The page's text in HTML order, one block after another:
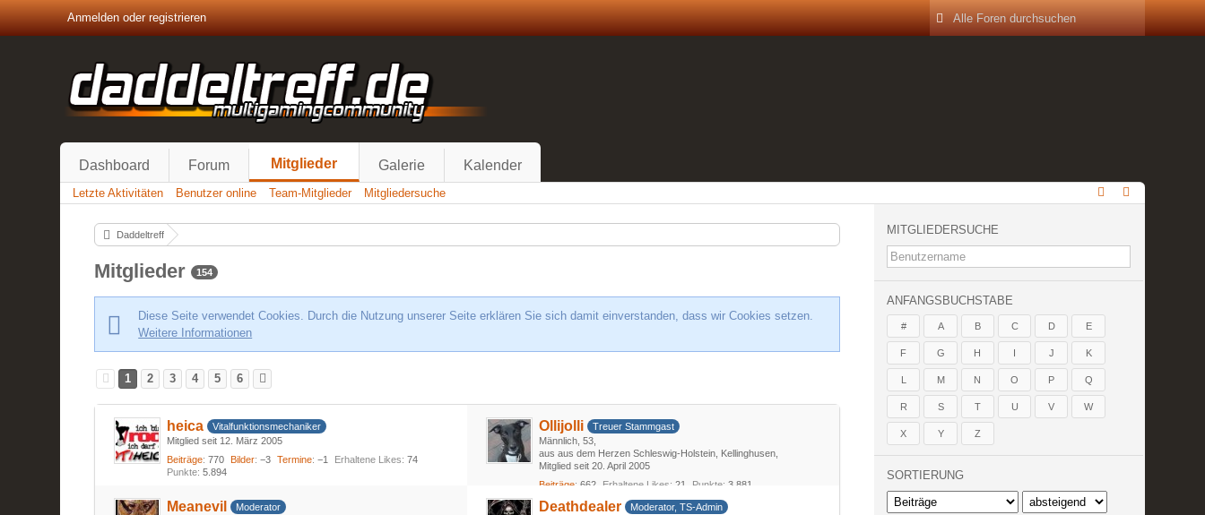
Anmelden oder registrieren
Dashboard Forum Mitglieder Galerie Kalender
Letzte Aktivitäten Benutzer online Team-Mitglieder Mitgliedersuche
Daddeltreff
Mitglieder 154
Diese Seite verwendet Cookies. Durch die Nutzung unserer Seite erklären Sie sich damit einverstanden, dass wir Cookies setzen.
Weitere Informationen
1 2 3 4 5 6
heica
Vitalfunktionsmechaniker
Mitglied seit 12. März 2005
Beiträge 770 Bilder −3 Termine −1 Erhaltene Likes
74
Punkte 5.894
Ollijolli
Treuer Stammgast
Männlich 53
aus aus dem Herzen Schleswig-Holstein, Kellinghusen
Mitglied seit 20. April 2005
Beiträge 662 Erhaltene Likes 21 Punkte 3.881
Meanevil
Moderator
Deathdealer
Moderator, TS-Admin
MITGLIEDERSUCHE
ANFANGSBUCHSTABE
# A B C D E
F G H I J K
L M N O P Q
R S T U V W
X Y Z
SORTIERUNG